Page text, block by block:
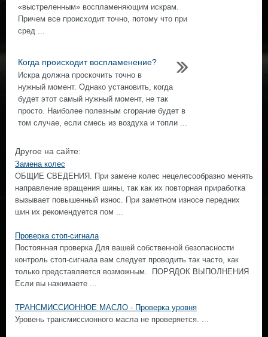
«выстреленным» воспламеняющим искрам.
Причем все происходит точно, потому что при
сред ...
Когда происходит воспламенение?
Искра должна проскочить точно в
нужный момент. Однако установить, когда
будет этот самый нужный момент, не так
просто. Наиболее полезным сгорание будет в
том случае, если смесь из воздуха и топли ...
Другое на сайте:
Замена колес
ОБЩИЕ СВЕДЕНИЯ. При замене колес нецелесообразно менять
направление вращения шины, так как их повторная приработка
вызывает повышенный износ. При заметном износе передних
шин их рекомендуется пом ...
Проверка стоп-сигнала
Постоянная проверка Для вашей собственной безопасности
контроль стоп-сигнала вам следует проводить так часто, как
только представляется возможным. ПОРЯДОК ВЫПОЛНЕНИЯ
Если вы нажимаете ...
ТРАНСМИССИОННОЕ МАСЛО - Проверка уровня
Уровень трансмиссионного масла не проверяется. ...